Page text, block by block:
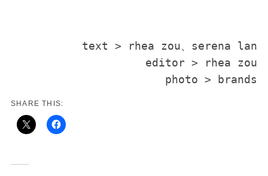
text > rhea zou、serena lan
editor > rhea zou
photo > brands
SHARE THIS: